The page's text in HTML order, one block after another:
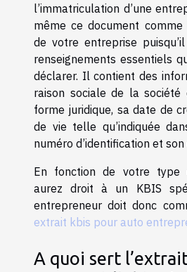
l’immatriculation d’une
même ce document
de votre entreprise
renseignements essentiels
déclarer. Il contient des
raison sociale de la société
forme juridique, sa date de
de vie telle qu’indiquée
numéro d’identification et son
En fonction de votre type
aurez droit à un KBIS
entrepreneur doit donc
extrait kbis pour auto
A quoi sert